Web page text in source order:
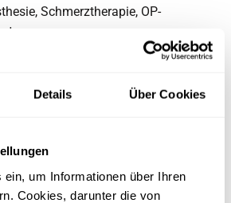
Details Über Cookies
um Informationen über Ihren
Cookies, darunter die von
Schmerztherapie, OP-
1836